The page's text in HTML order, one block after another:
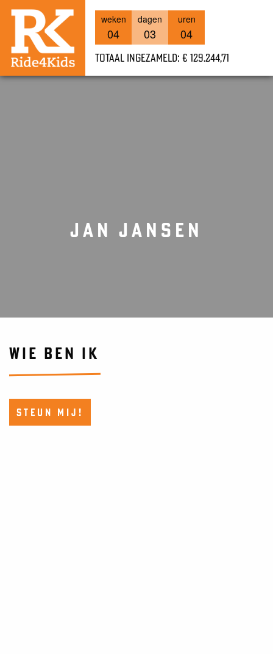
weken
04
dagen
03
uren
04
Totaal ingezameld: € 129.244,71
JAN JANSEN
WIE BEN IK
STEUN MIJ!